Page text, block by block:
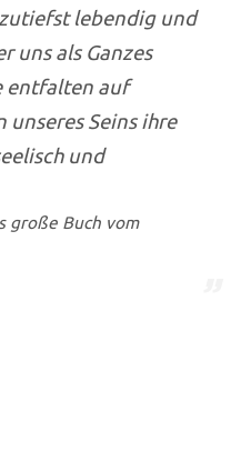
lebendig und
uns als Ganzes
entfalten auf
unseres Seins ihre
und
große Buch vom